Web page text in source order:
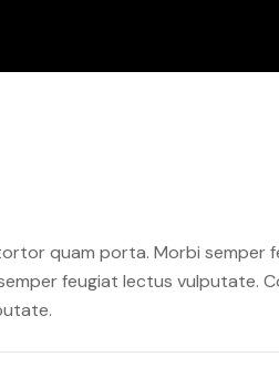
quam porta. Morbi
feugiat lectus vulputate.